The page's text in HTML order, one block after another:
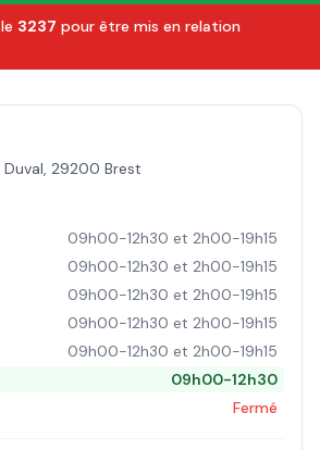
3237 pour être mis en relation
, 29200 Brest
09h00-12h30 et 2h00-19h15
09h00-12h30 et 2h00-19h15
09h00-12h30 et 2h00-19h15
09h00-12h30 et 2h00-19h15
09h00-12h30 et 2h00-19h15
09h00-12h30
Fermé